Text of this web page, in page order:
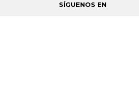
SÍGUENOS EN